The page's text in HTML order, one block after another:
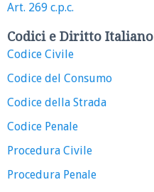
Art. 269 c.p.c.
Codici e Diritto Italiano
Codice Civile
Codice del Consumo
Codice della Strada
Codice Penale
Procedura Civile
Procedura Penale